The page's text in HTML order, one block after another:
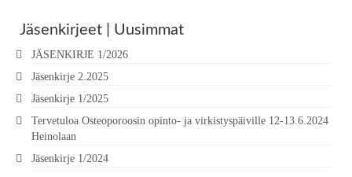
Jäsenkirjeet | Uusimmat
JÄSENKIRJE 1/2026
Jäsenkirje 2.2025
Jäsenkirje 1/2025
Tervetuloa Osteoporoosin opinto- ja virkistyspäiville 12-13.6.2024
Heinolaan
Jäsenkirje 1/2024